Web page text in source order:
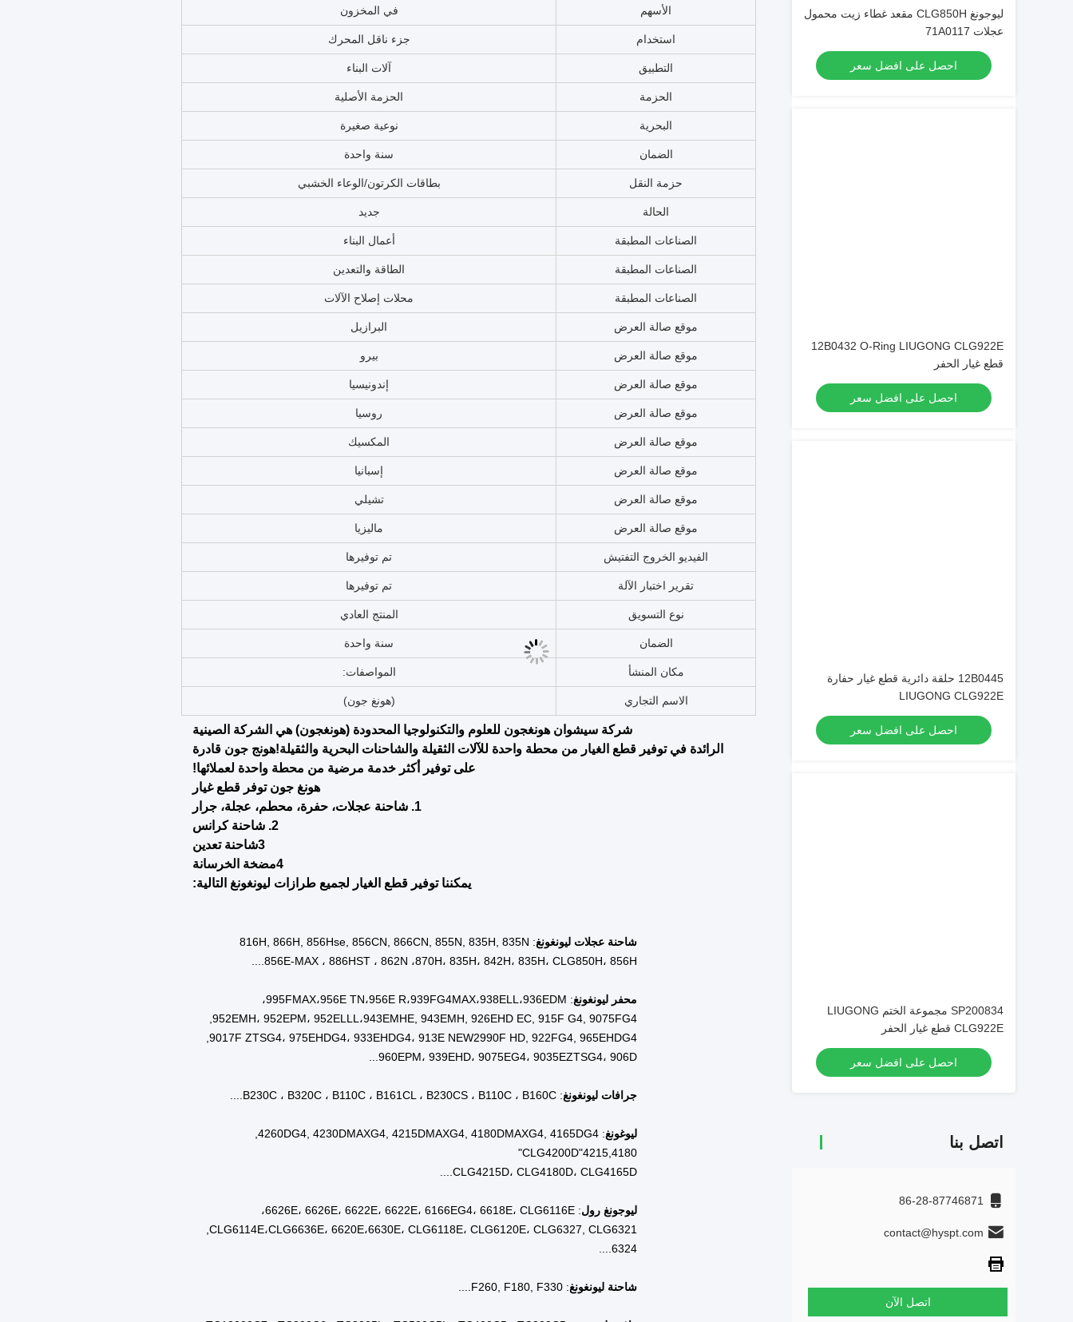
ليوجونغ CLG850H مقعد غطاء زيت محمول
عجلات 71A0117
احصل على افضل سعر
12B0432 O-Ring LIUGONG CLG922E
قطع غيار الحفر
احصل على افضل سعر
12B0445 حلقة دائرية قطع غيار حفارة
LIUGONG CLG922E
احصل على افضل سعر
SP200834 مجموعة الختم LIUGONG
CLG922E قطع غيار الحفر
احصل على افضل سعر
اتصل بنا
86-28-87746871
contact@hyspt.com
اتصل الآن
النموذج رقم 06C0984
اسم الجزء خرطوم الزيت
الأسهم في المخزون
استخدام جزء ناقل المحرك
التطبيق آلات البناء
الحزمة الحزمة الأصلية
نوعية صغيرة
سنة واحدة
بطاقات الكرتون/الوعاء الخشبي
الطاقة والتعدين
موقع صالة العرض البرازيل
موقع صالة العرض بيرو
موقع صالة العرض إندونيسيا
موقع صالة العرض روسيا
موقع صالة العرض المكسيك
موقع صالة العرض ماليزيا
الفيديو الخروج التفتيش
نوع التسويق المنتج العادي
مكان المنشأ